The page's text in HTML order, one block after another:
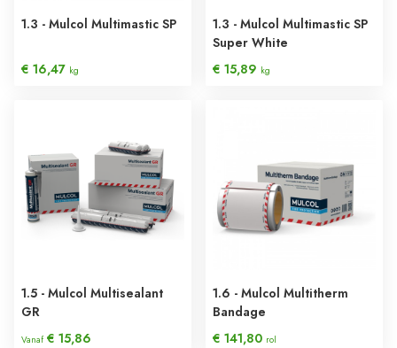
1.3 - Mulcol Multimastic SP
€ 16,47 kg
1.3 - Mulcol Multimastic SP
Super White
€ 15,89 kg
1.5 - Mulcol Multisealant
GR
Vanaf€ 15,86
1.6 - Mulcol Multitherm
Bandage
€ 141,80 rol